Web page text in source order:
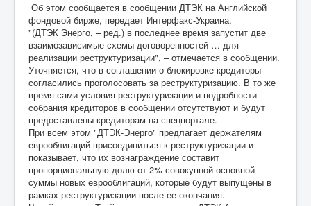
Об этом сообщается в сообщении ДТЭК на Английской
фондовой бирже, передает Интерфакс-Украина.
"(ДТЭК Энерго, – ред.) в последнее время запустит две
взаимозависимые схемы договоренностей … для
реализации реструктуризации", – отмечается в сообщении.
Уточняется, что в соглашении о блокировке кредиторы
согласились проголосовать за реструктуризацию. В то же
время сами условия реструктуризации и подробности
собрания кредиторов в сообщении отсутствуют и будут
предоставлены кредиторам на спецпортале.
При всем этом "ДТЭК-Энерго" предлагает держателям
еврооблигаций присоединиться к реструктуризации и
показывает, что их вознаграждение составит
пропорциональную долю от 2% совокупной основной
суммы новых еврооблигаций, которые будут выпущены в
рамках реструктуризации после ее окончания.